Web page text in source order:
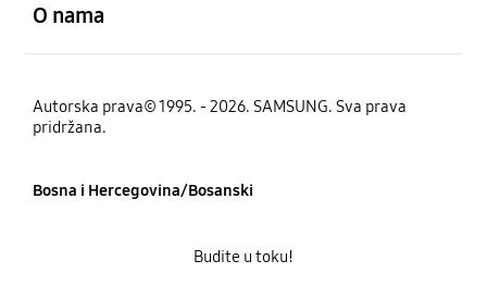
O nama
Autorska prava© 1995. - 2026. SAMSUNG. Sva prava
pridržana.
Bosna i Hercegovina/Bosanski
Budite u toku!